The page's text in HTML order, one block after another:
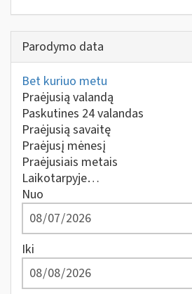
Parodymo data
Bet kuriuo metu
Praėjusią valandą
Paskutines 24 valandas
Praėjusią savaitę
Praėjusį mėnesį
Praėjusiais metais
Laikotarpyje…
Nuo
Iki